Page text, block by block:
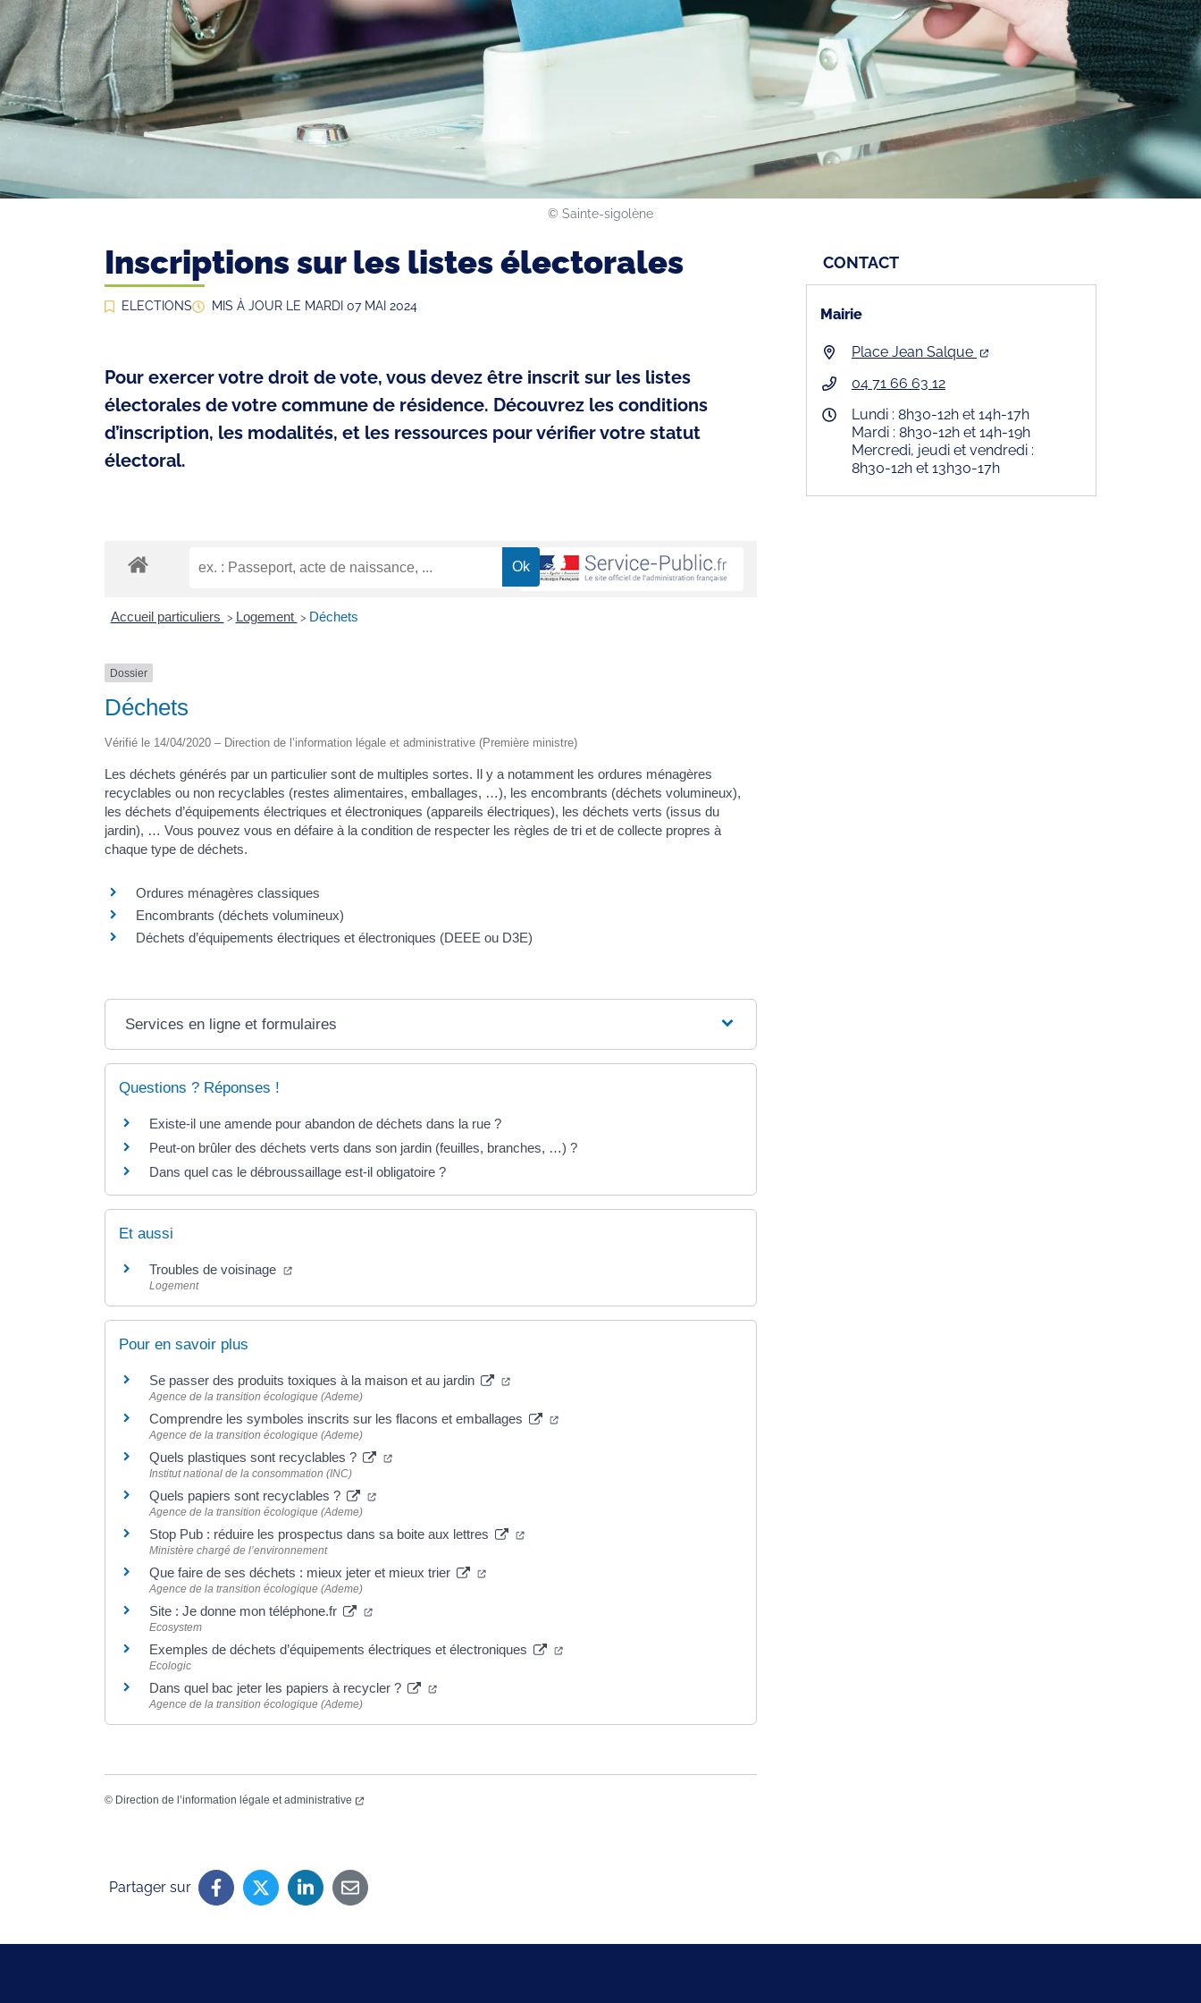
©️ Sainte-sigolène
Inscriptions sur les listes électorales
ELECTIONS MIS À JOUR LE MARDI 07 MAI 2024
Pour exercer votre droit de vote, vous devez être inscrit sur les listes
électorales de votre commune de résidence. Découvrez les conditions
d’inscription, les modalités, et les ressources pour vérifier votre statut
électoral.
Accueil particuliers > Logement > Déchets
Dossier
Déchets
Vérifié le 14/04/2020 – Direction de l’information légale et administrative (Première ministre)
Les déchets générés par un particulier sont de multiples sortes. Il y a notamment les ordures ménagères
recyclables ou non recyclables (restes alimentaires, emballages, …), les encombrants (déchets volumineux),
les déchets d’équipements électriques et électroniques (appareils électriques), les déchets verts (issus du
jardin), … Vous pouvez vous en défaire à la condition de respecter les règles de tri et de collecte propres à
chaque type de déchets.
Ordures ménagères classiques
Encombrants (déchets volumineux)
Déchets d’équipements électriques et électroniques (DEEE ou D3E)
Services en ligne et formulaires
Questions ? Réponses !
Existe-il une amende pour abandon de déchets dans la rue ?
Peut-on brûler des déchets verts dans son jardin (feuilles, branches, …) ?
Dans quel cas le débroussaillage est-il obligatoire ?
Et aussi
Troubles de voisinage
Logement
Pour en savoir plus
Se passer des produits toxiques à la maison et au jardin
Agence de la transition écologique (Ademe)
Comprendre les symboles inscrits sur les flacons et emballages
Agence de la transition écologique (Ademe)
Quels plastiques sont recyclables ?
Institut national de la consommation (INC)
Quels papiers sont recyclables ?
Agence de la transition écologique (Ademe)
Stop Pub : réduire les prospectus dans sa boite aux lettres
Ministère chargé de l’environnement
Que faire de ses déchets : mieux jeter et mieux trier
Agence de la transition écologique (Ademe)
Site : Je donne mon téléphone.fr
Ecosystem
Exemples de déchets d’équipements électriques et électroniques
Ecologic
Dans quel bac jeter les papiers à recycler ?
Agence de la transition écologique (Ademe)
© Direction de l’information légale et administrative
CONTACT
Mairie
Place Jean Salque
04 71 66 63 12
Lundi : 8h30-12h et 14h-17h
Mardi : 8h30-12h et 14h-19h
Mercredi, jeudi et vendredi :
8h30-12h et 13h30-17h
Partager sur